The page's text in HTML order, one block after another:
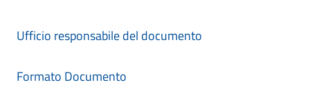
Ufficio responsabile del documento
Formato Documento